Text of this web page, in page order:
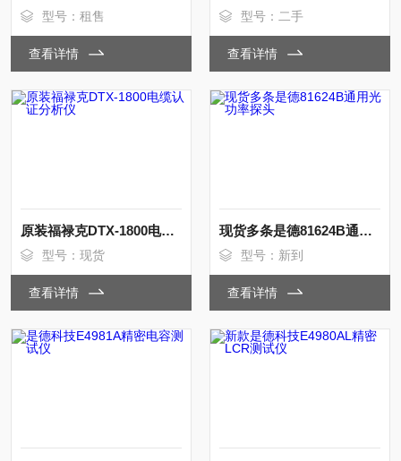
型号：租售
查看详情
型号：二手
查看详情
原装福禄克DTX-1800电缆认证分析仪
型号：现货
查看详情
现货多条是德81624B通用光功率探头
型号：新到
查看详情